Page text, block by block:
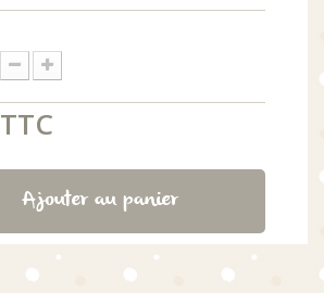
TTC
Ajouter au panier